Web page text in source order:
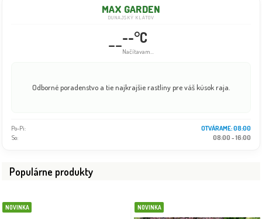
MAX GARDEN
DUNAJSKÝ KLÁTOV
----°C
Načítavam...
Odborné poradenstvo a tie najkrajšie rastliny pre váš kúsok raja.
Po-Pi:
08:00 - 18:00
So:
08:00 - 16:00
Populárne produkty
NOVINKA NOVINKA